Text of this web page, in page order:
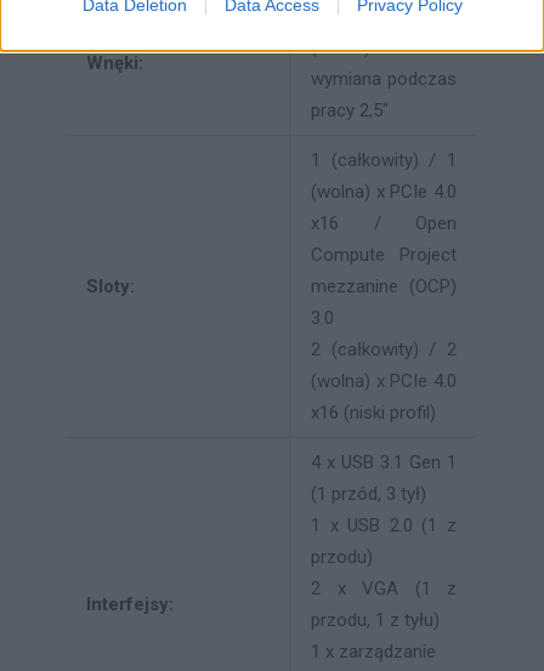
Data Deletion Data Access Privacy Policy
Wnęki:
8 (całkowity) / 8
(wolna) x
wymiana podczas
pracy 2,5"
Sloty:
1 (całkowity) / 1
(wolna) x PCIe 4.0
x16 / Open
Compute Project
mezzanine (OCP)
3.0
2 (całkowity) / 2
(wolna) x PCIe 4.0
x16 (niski profil)
Interfejsy:
4 x USB 3.1 Gen 1
(1 przód, 3 tył)
1 x USB 2.0 (1 z
przodu)
2 x VGA (1 z
przodu, 1 z tyłu)
1 x zarządzanie